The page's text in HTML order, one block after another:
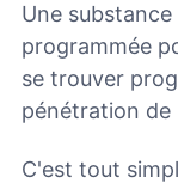
Une
programmée
se trouver
pénétration de
C'est tout